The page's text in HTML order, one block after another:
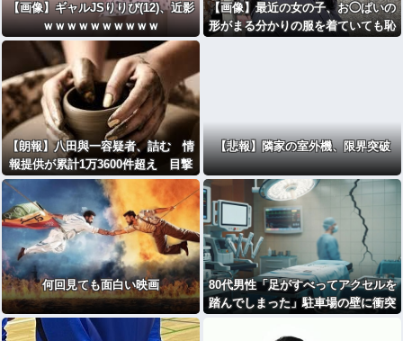
【画像】ギャルJSりりぴ(12)、近影
ｗｗｗｗｗｗｗｗｗｗ
【画像】最近の女の子、お◯ぱいの
形がまる分かりの服を着ていても恥
【朗報】八田與一容疑者、詰む 情
報提供が累計1万3600件超え 目撃
情報は「関東」が最多
【悲報】隣家の室外機、限界突破
何回見ても面白い映画
80代男性「足がすべってアクセルを
踏んでしまった」駐車場の壁に衝突